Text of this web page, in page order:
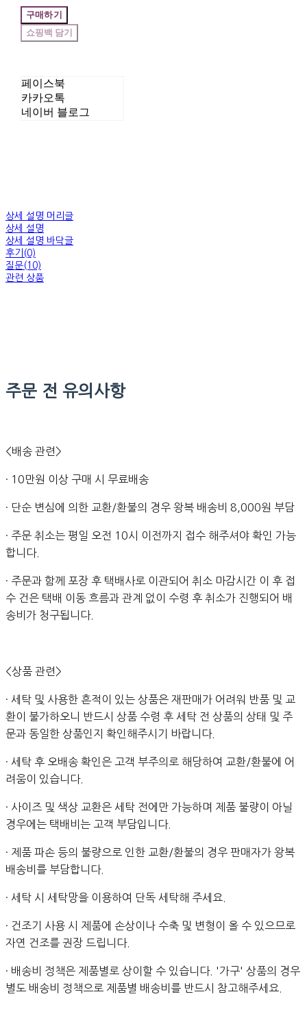
구매하기
페이스북
카카오톡
네이버 블로그
상세 설명 머리글
상세 설명
상세 설명 바닥글
후기(0)
질문(10)
관련 상품
주문 전 유의사항
<배송 관련>
· 10만원 이상 구매 시 무료배송
· 단순 변심에 의한 교환/환불의 경우 왕복 배송비 8,000원 부담
· 주문 취소는 평일 오전 10시 이전까지 접수 해주셔야 확인 가능
합니다.
· 주문과 함께 포장 후 택배사로 이관되어 취소 마감시간 이 후 접
수 건은 택배 이동 흐름과 관계 없이 수령 후 취소가 진행되어 배
송비가 청구됩니다.
<상품 관련>
· 세탁 및 사용한 흔적이 있는 상품은 재판매가 어려워 반품 및 교
환이 불가하오니 반드시 상품 수령 후 세탁 전 상품의 상태 및 주
문과 동일한 상품인지 확인해주시기 바랍니다.
· 세탁 후 오배송 확인은 고객 부주의로 해당하여 교환/환불에 어
려움이 있습니다.
· 사이즈 및 색상 교환은 세탁 전에만 가능하며 제품 불량이 아닐
경우에는 택배비는 고객 부담입니다.
· 제품 파손 등의 불량으로 인한 교환/환불의 경우 판매자가 왕복
배송비를 부담합니다.
· 세탁 시 세탁망을 이용하여 단독 세탁해 주세요.
· 건조기 사용 시 제품에 손상이나 수축 및 변형이 올 수 있으므로
자연 건조를 권장 드립니다.
· 배송비 정책은 제품별로 상이할 수 있습니다. '가구' 상품의 경우
별도 배송비 정책으로 제품별 배송비를 반드시 참고해주세요.